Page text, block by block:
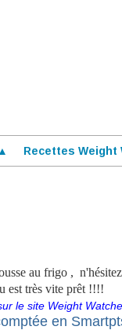
Recettes Weight
au frigo ,
est très vite prêt !!!!
le site Weight
en